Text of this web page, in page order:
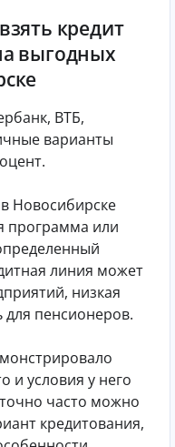
кредит
выгодных
ВТБ,
варианты
Новосибирске
программа или
линия может
низкая
для пенсионеров.
и условия у него
часто можно
кредитования,